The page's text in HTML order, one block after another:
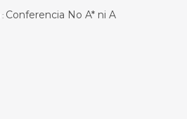
: Conferencia No A* ni A